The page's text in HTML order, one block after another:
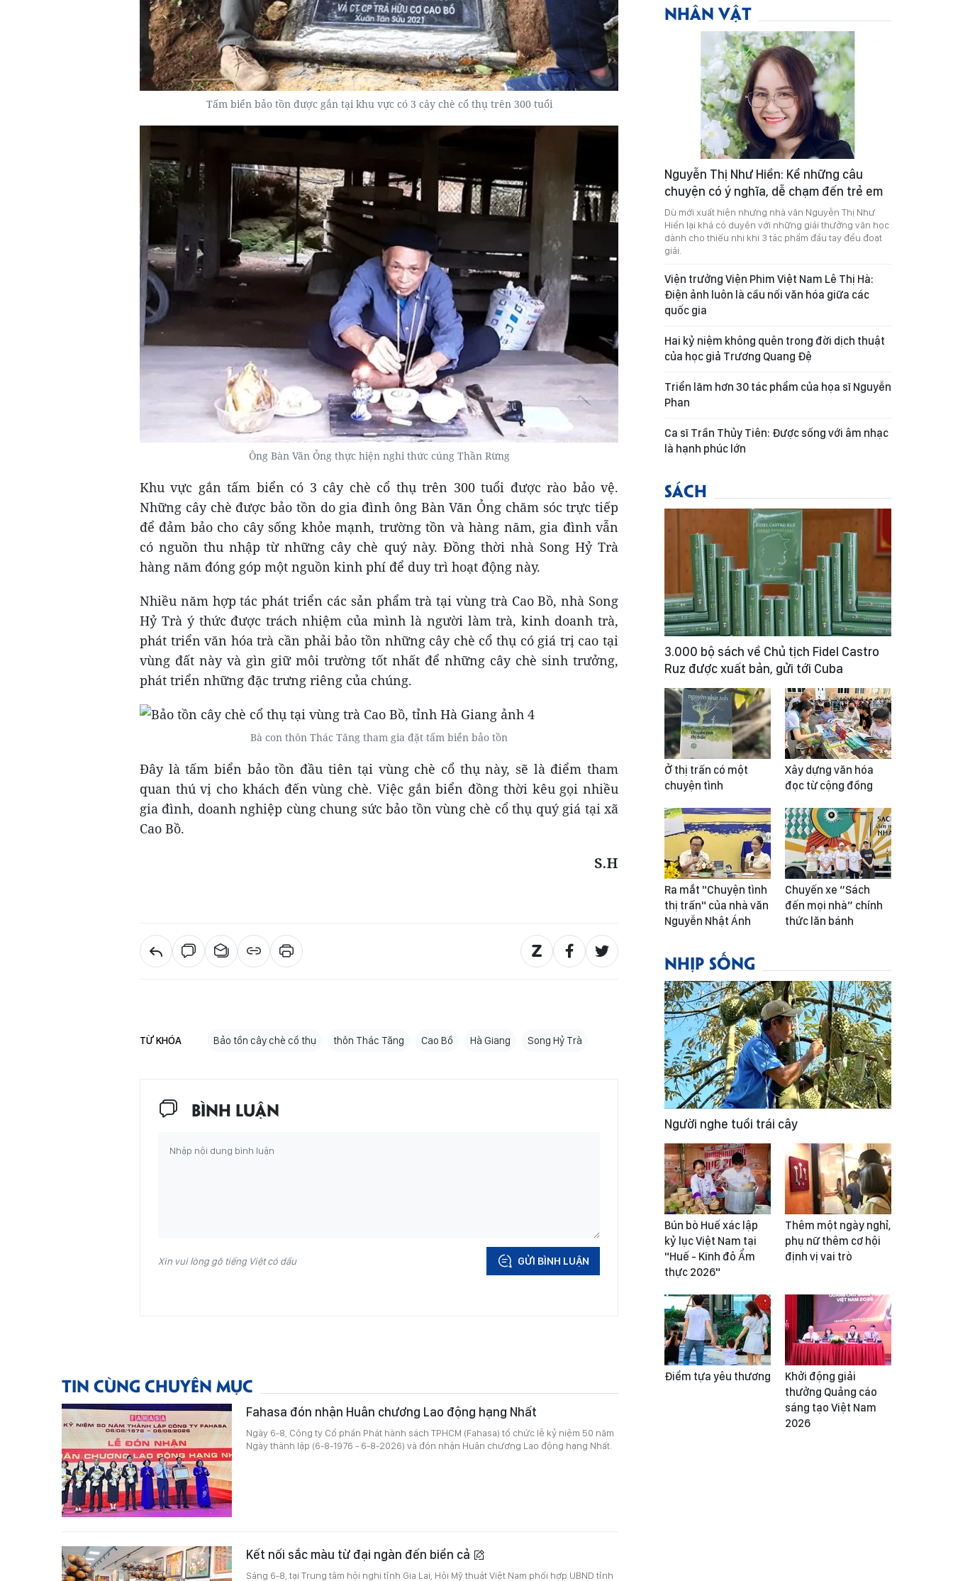
Tấm biển bảo tồn được gắn tại khu vực có 3 cây chè cổ thụ trên 300 tuổi
Ông Bàn Văn Ỏng thực hiện nghi thức cúng Thần Rừng
Khu vực gắn tấm biển có 3 cây chè cổ thụ trên 300 tuổi được rào bảo vệ.
Những cây chè được bảo tồn do gia đình ông Bàn Văn Ỏng chăm sóc trực tiếp
để đảm bảo cho cây sống khỏe mạnh, trường tồn và hàng năm, gia đình vẫn
có nguồn thu nhập từ những cây chè quý này. Đồng thời nhà Song Hỷ Trà
hàng năm đóng góp một nguồn kinh phí để duy trì hoạt động này.
Nhiều năm hợp tác phát triển các sản phẩm trà tại vùng trà Cao Bồ, nhà Song
Hỷ Trà ý thức được trách nhiệm của mình là người làm trà, kinh doanh trà,
phát triển văn hóa trà cần phải bảo tồn những cây chè cổ thụ có giá trị cao tại
vùng đất này và gìn giữ môi trường tốt nhất để những cây chè sinh trưởng,
phát triển những đặc trưng riêng của chúng.
Bà con thôn Thác Tăng tham gia đặt tấm biển bảo tồn
Đây là tấm biển bảo tồn đầu tiên tại vùng chè cổ thụ này, sẽ là điểm tham
quan thú vị cho khách đến vùng chè. Việc gắn biển đồng thời kêu gọi nhiều
gia đình, doanh nghiệp cùng chung sức bảo tồn vùng chè cổ thụ quý giá tại xã
Cao Bồ.
S.H
TỪ KHÓA Bảo tồn cây chè cổ thụ thôn Thác Tăng Cao Bồ Hà Giang Song Hỷ Trà
BÌNH LUẬN
Xin vui lòng gõ tiếng Việt có dấu GỬI BÌNH LUẬN
TIN CÙNG CHUYÊN MỤC
Fahasa đón nhận Huân chương Lao động hạng Nhất
Ngày 6-8, Công ty Cổ phần Phát hành sách TPHCM (Fahasa) tổ chức lễ kỷ niệm 50 năm
Ngày thành lập (6-8-1976 - 6-8-2026) và đón nhận Huân chương Lao động hạng Nhất.
Kết nối sắc màu từ đại ngàn đến biển cả
Sáng 6-8, tại Trung tâm hội nghị tỉnh Gia Lai, Hội Mỹ thuật Việt Nam phối hợp UBND tỉnh
NHÂN VẬT
Nguyễn Thị Như Hiền: Kể những câu
chuyện có ý nghĩa, dễ chạm đến trẻ em
Dù mới xuất hiện nhưng nhà văn Nguyễn Thị Như
Hiền lại khá có duyên với những giải thưởng văn học
dành cho thiếu nhi khi 3 tác phẩm đầu tay đều đoạt
giải.
Viện trưởng Viện Phim Việt Nam Lê Thị Hà:
Điện ảnh luôn là cầu nối văn hóa giữa các
quốc gia
Hai kỷ niệm không quên trong đời dịch thuật
của học giả Trương Quang Đệ
Triển lãm hơn 30 tác phẩm của họa sĩ Nguyễn
Phan
Ca sĩ Trần Thủy Tiên: Được sống với âm nhạc
là hạnh phúc lớn
SÁCH
3.000 bộ sách về Chủ tịch Fidel Castro
Ruz được xuất bản, gửi tới Cuba
Ở thị trấn có một
chuyện tình
Xây dựng văn hóa
đọc từ cộng đồng
Ra mắt "Chuyện tình
thị trấn" của nhà văn
Nguyễn Nhật Ánh
Chuyến xe “Sách
đến mọi nhà” chính
thức lăn bánh
NHỊP SỐNG
Người nghe tuổi trái cây
Bún bò Huế xác lập
kỷ lục Việt Nam tại
"Huế - Kinh đô Ẩm
thực 2026"
Thêm một ngày nghỉ,
phụ nữ thêm cơ hội
định vị vai trò
Điểm tựa yêu thương
Khởi động giải
thưởng Quảng cáo
sáng tạo Việt Nam
2026